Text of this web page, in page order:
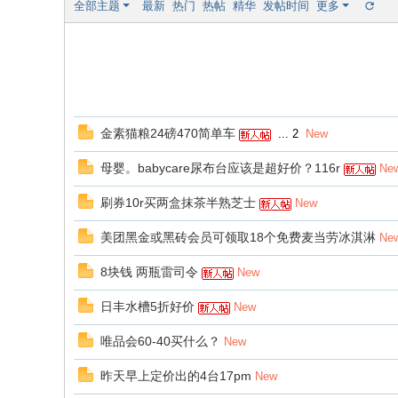
全部主题 最新 热门 热帖 精华 发帖时间 更多
金素猫粮24磅470简单车 ... 2 New
母婴。babycare尿布台应该是超好价？116r
刷券10r买两盒抹茶半熟芝士 New
美团黑金或黑砖会员可领取18个免费麦当劳冰淇淋
8块钱 两瓶雷司令 New
日丰水槽5折好价 New
唯品会60-40买什么？ New
昨天早上定价出的4台17pm New